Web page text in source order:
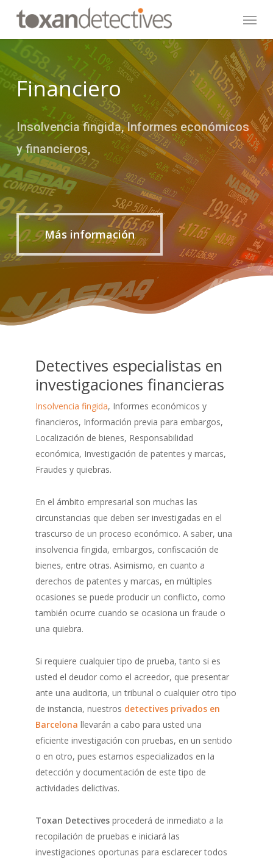
main
content
Menu
Financiero
Insolvencia fingida, Informes económicos
y financieros,
Más información
Detectives especialistas en
investigaciones financieras
Insolvencia fingida, Informes económicos y
financieros, Información previa para embargos,
Localización de bienes, Responsabilidad
económica, Investigación de patentes y marcas,
Fraudes y quiebras.
En el ámbito empresarial son muchas las
circunstancias que deben ser investigadas en el
trascurso de un proceso económico. A saber, una
insolvencia fingida, embargos, confiscación de
bienes, entre otras. Asimismo, en cuanto a
derechos de patentes y marcas, en múltiples
ocasiones se puede producir un conflicto, como
también ocurre cuando se ocasiona un fraude o
una quiebra.
Si requiere cualquier tipo de prueba, tanto si es
usted el deudor como el acreedor, que presentar
ante una auditoria, un tribunal o cualquier otro tipo
de instancia, nuestros detectives privados en
Barcelona llevarán a cabo para usted una
eficiente investigación con pruebas, en un sentido
o en otro, pues estamos especializados en la
detección y documentación de este tipo de
actividades delictivas.
Toxan Detectives procederá de inmediato a la
recopilación de pruebas e iniciará las
investigaciones oportunas para esclarecer todos